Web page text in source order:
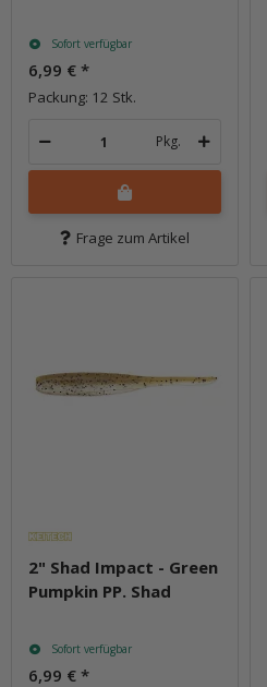
Sofort verfügbar
6,99 € *
Packung: 12 Stk.
Pkg.
Frage zum Artikel
2" Shad Impact - Green
Pumpkin PP. Shad
Sofort verfügbar
6,99 € *